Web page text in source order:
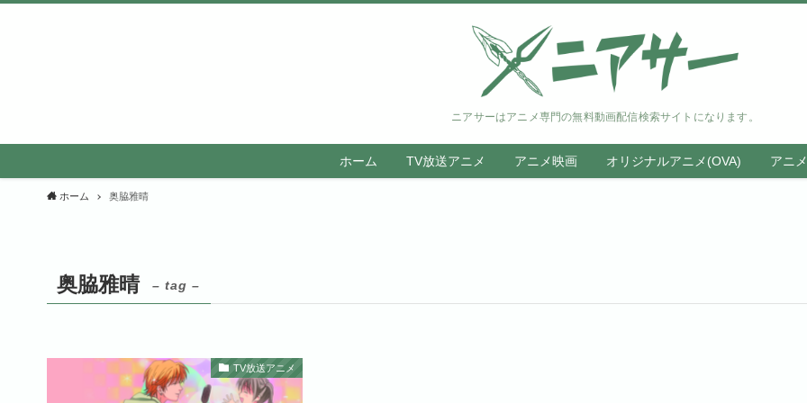
ニアサーはアニメ専門の無料動画配信検索サイトになります。
ホーム TV放送アニメ アニメ映画 オリジナルアニメ(OVA) アニ
ホーム 奥脇雅晴
奥脇雅晴 – tag –
TV放送アニメ